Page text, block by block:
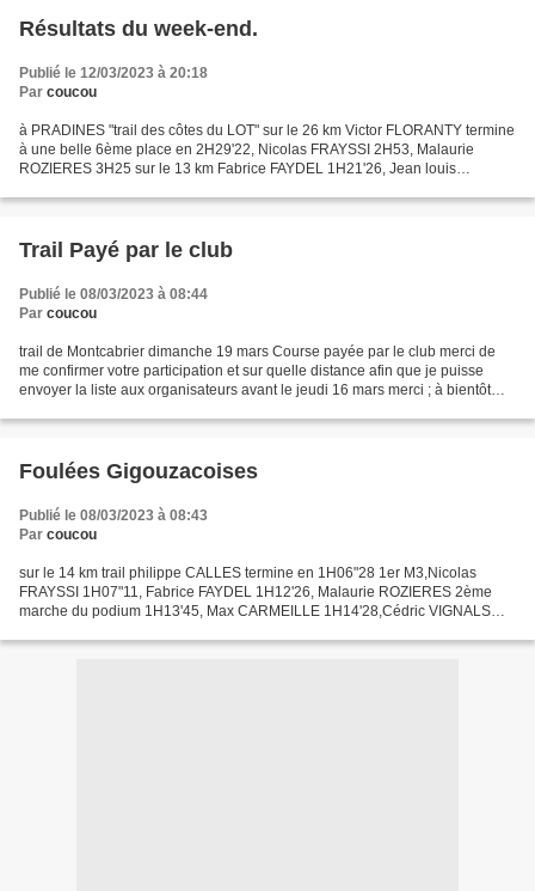
Résultats du week-end.
Publié le 12/03/2023 à 20:18
Par coucou
à PRADINES "trail des côtes du LOT" sur le 26 km Victor FLORANTY termine
à une belle 6ème place en 2H29'22, Nicolas FRAYSSI 2H53, Malaurie
ROZIERES 3H25 sur le 13 km Fabrice FAYDEL 1H21'26, Jean louis
Trail Payé par le club
Publié le 08/03/2023 à 08:44
Par coucou
trail de Montcabrier dimanche 19 mars Course payée par le club merci de
me confirmer votre participation et sur quelle distance afin que je puisse
envoyer la liste aux organisateurs avant le jeudi 16 mars merci ; à bientôt
Foulées Gigouzacoises
Publié le 08/03/2023 à 08:43
Par coucou
sur le 14 km trail philippe CALLES termine en 1H06"28 1er M3,Nicolas
FRAYSSI 1H07"11, Fabrice FAYDEL 1H12'26, Malaurie ROZIERES 2ème
marche du podium 1H13'45, Max CARMEILLE 1H14'28,Cédric VIGNALS